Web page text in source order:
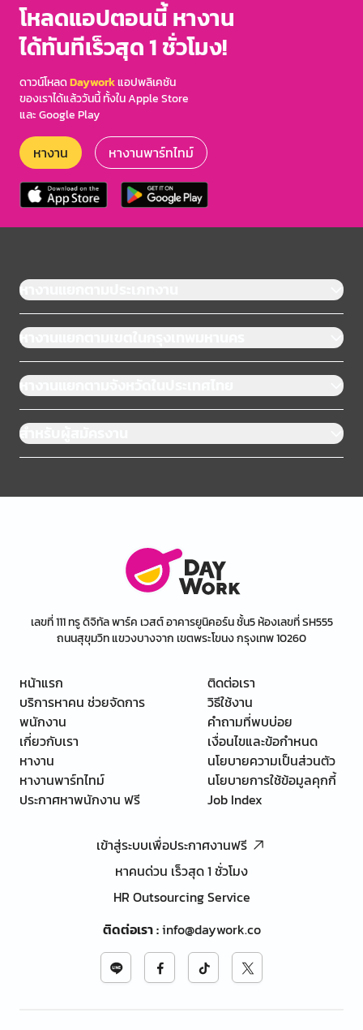
โหลดแอปตอนนี้ หางาน
ได้ทันทีเร็วสุด 1 ชั่วโมง!
ดาวน์โหลดDayworkแอปพลิเคชัน
ของเราได้แล้ววันนี้ ทั้งใน Apple Store
และ Google Play
หางาน หางานพาร์ทไทม์
หางานแยกตามประเภทงาน
หางานแยกตามเขตในกรุงเทพมหานคร
หางานแยกตามจังหวัดในประเทศไทย
สำหรับผู้สมัครงาน
เลขที่ 111 ทรู ดิจิทัล พาร์ค เวสต์ อาคารยูนิคอร์น ชั้น5 ห้องเลขที่ SH555
ถนนสุขุมวิท แขวงบางจาก เขตพระโขนง กรุงเทพ 10260
หน้าแรก
บริการหาคน ช่วยจัดการ
พนักงาน
เกี่ยวกับเรา
หางาน
หางานพาร์ทไทม์
ประกาศหาพนักงาน ฟรี
ติดต่อเรา
วิธีใช้งาน
คำถามที่พบบ่อย
เงื่อนไขและข้อกำหนด
นโยบายความเป็นส่วนตัว
นโยบายการใช้ข้อมูลคุกกี้
Job Index
เข้าสู่ระบบเพื่อประกาศงานฟรี
หาคนด่วน เร็วสุด 1 ชั่วโมง
HR Outsourcing Service
ติดต่อเรา:info@daywork.co